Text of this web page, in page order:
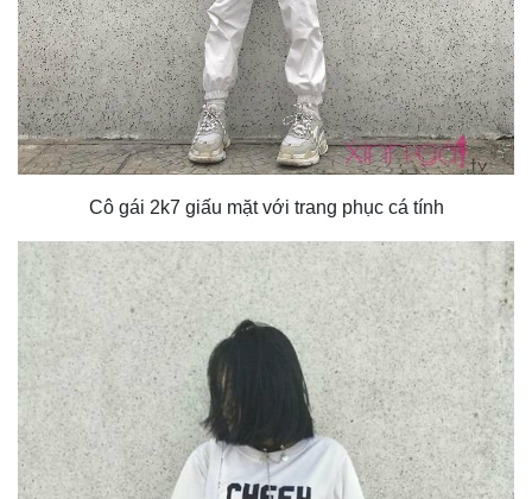
Cô gái 2k7 giấu mặt với trang phục cá tính